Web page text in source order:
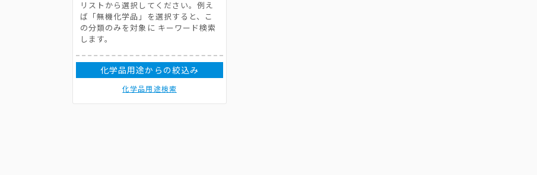
リストから選択してください。例え
ば「無機化学品」を選択すると、こ
の分類のみを対象に キーワード検索
します。
化学品用途からの絞込み
化学品用途検索